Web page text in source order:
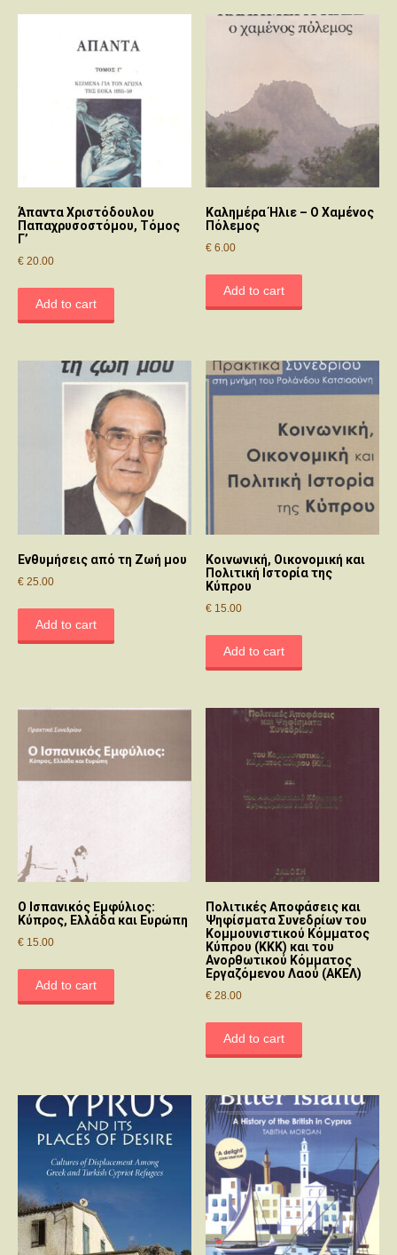
Άπαντα Χριστόδουλου
Παπαχρυσοστόμου, Τόμος
Γ’
€ 20.00
Add to cart
Καλημέρα Ήλιε – Ο Χαμένος
Πόλεμος
€ 6.00
Add to cart
Ενθυμήσεις από τη Ζωή μου
€ 25.00
Add to cart
Κοινωνική, Οικονομική και
Πολιτική Ιστορία της
Κύπρου
€ 15.00
Add to cart
Ο Ισπανικός Εμφύλιος:
Κύπρος, Ελλάδα και Ευρώπη
€ 15.00
Add to cart
Πολιτικές Αποφάσεις και
Ψηφίσματα Συνεδρίων του
Κομμουνιστικού Κόμματος
Κύπρου (ΚΚΚ) και του
Ανορθωτικού Κόμματος
Εργαζόμενου Λαού (ΑΚΕΛ)
€ 28.00
Add to cart